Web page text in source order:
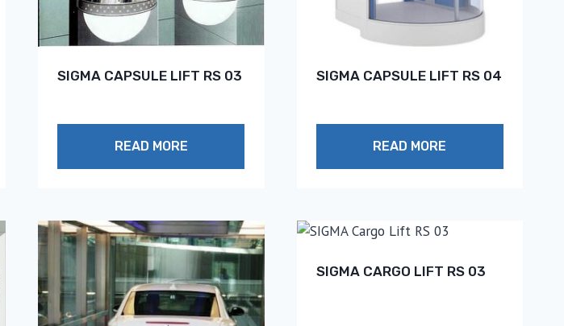
SIGMA CAPSULE LIFT RS 03
READ MORE
SIGMA CAPSULE LIFT RS 04
READ MORE
SIGMA CARGO LIFT RS 03